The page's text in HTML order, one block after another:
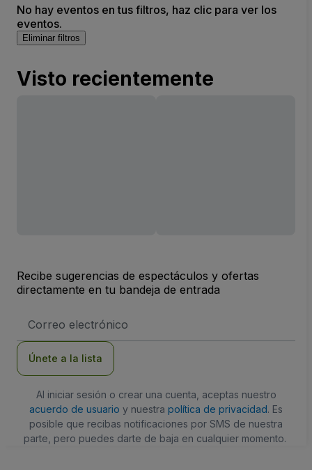
No hay eventos en tus filtros, haz clic para ver los
eventos.
Eliminar filtros
Visto recientemente
Recibe sugerencias de espectáculos y ofertas
directamente en tu bandeja de entrada
de
Únete a la lista
Al iniciar sesión o crear una cuenta, aceptas nuestro
acuerdo de usuario y nuestra política de privacidad. Es
posible que recibas notificaciones por SMS de nuestra
parte, pero puedes darte de baja en cualquier momento.